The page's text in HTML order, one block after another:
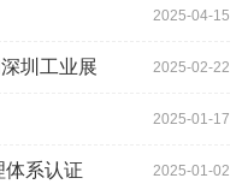
2025-04-15
2025-02-22
圳工业展
2025-01-17
2025-01-02
体系认证